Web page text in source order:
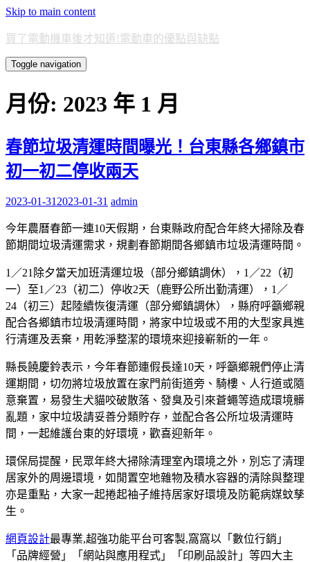
Skip to main content
買了電動機車後才知道!電動車的優點與缺點
Toggle navigation
月份: 2023 年 1 月
春節垃圾清運時間曝光！台東縣各鄉鎮市
初一初二停收兩天
2023-01-31 2023-01-31 admin
今年農曆春節一連10天假期，台東縣政府配合年終大掃除及春
節期間垃圾清運需求，規劃春節期間各鄉鎮市垃圾清運時間。
1／21除夕當天加班清運垃圾（部分鄉鎮調休），1／22（初
一）至1／23（初二）停收2天（鹿野公所出勤清運），1／
24（初三）起陸續恢復清運（部分鄉鎮調休），縣府呼籲鄉親
配合各鄉鎮市垃圾清運時間，將家中垃圾或不用的大型家具進
行清運及丟棄，用乾淨整潔的環境來迎接嶄新的一年。
縣長饒慶鈴表示，今年春節連假長達10天，呼籲鄉親們停止清
運期間，切勿將垃圾放置在家門前街道旁、騎樓、人行道或隨
意棄置，易發生犬貓咬破散落、發臭及引來蒼蠅等造成環境髒
亂題，家中垃圾請妥善分類貯存，並配合各公所垃圾清運時
間，一起維護台東的好環境，歡喜迎新年。
環保局提醒，民眾年終大掃除清理室內環境之外，別忘了清理
居家外的周邊環境，如閒置空地雜物及積水容器的清除與整理
亦是重點，大家一起捲起袖子維持居家好環境及防範病媒蚊孳
生。
網頁設計最專業,超強功能平台可客製,窩窩以「數位行銷」
「品牌經營」「網站與應用程式」「印刷品設計」等四大主